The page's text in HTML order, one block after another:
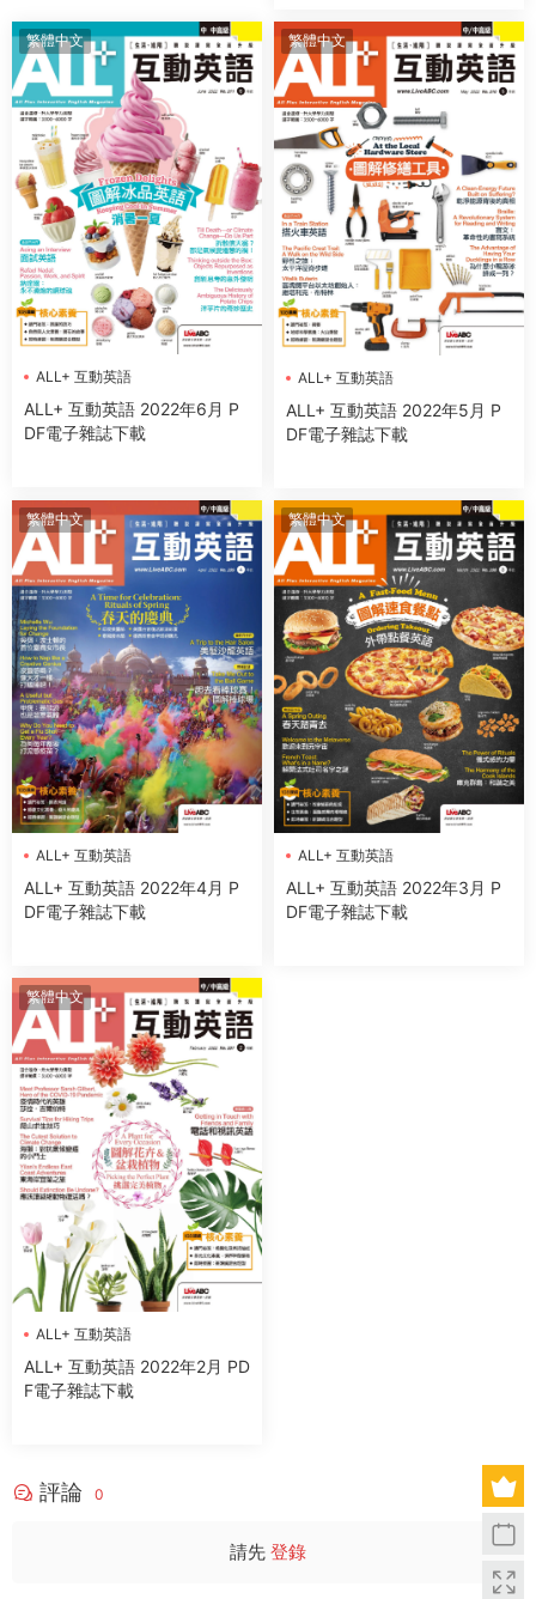
繁體中文
ALL+ 互動英語
ALL+ 互動英語 2022年6月 P
DF電子雜誌下載
繁體中文
ALL+ 互動英語
ALL+ 互動英語 2022年5月 P
DF電子雜誌下載
繁體中文
ALL+ 互動英語
ALL+ 互動英語 2022年4月 P
DF電子雜誌下載
繁體中文
ALL+ 互動英語
ALL+ 互動英語 2022年3月 P
DF電子雜誌下載
繁體中文
ALL+ 互動英語
ALL+ 互動英語 2022年2月 PD
F電子雜誌下載
評論 0
請先 登錄